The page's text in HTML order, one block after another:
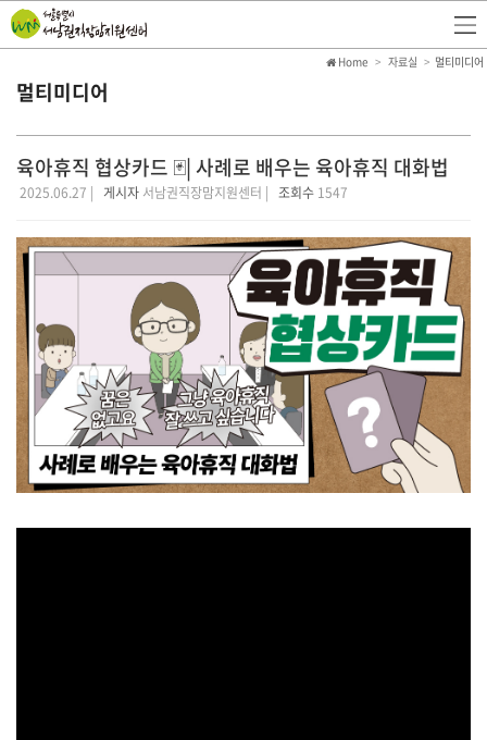
멀티미디어
Home 자료실 멀티미디어
육아휴직 협상카드 🃏| 사례로 배우는 육아휴직 대화법
2025.06.27 | 게시자 서남권직장맘지원센터 | 조회수 1547